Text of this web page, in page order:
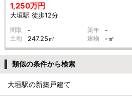
1,250万円
大垣駅 徒歩12分
間取 - 築年 -
土地 247.25㎡ 建物 -㎡
類似の条件から検索
大垣駅の新築戸建て